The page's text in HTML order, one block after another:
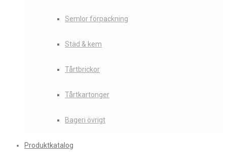
Semlor förpackning
Städ & kem
Tårtbrickor
Tårtkartonger
Bageri övrigt
Produktkatalog